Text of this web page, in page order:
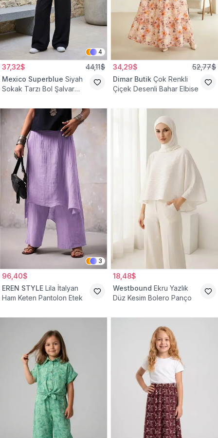
4
37,32$ 44,11$
Mexico Superblue Siyah
Sokak Tarzı Bol Şalvar
34,29$ 52,77$
Dimar Butik Çok Renkli
Çiçek Desenli Bahar Elbise
3
96,40$
EREN STYLE Lila İtalyan
Ham Keten Pantolon Etek
18,48$
Westbound Ekru Yazlık
Düz Kesim Bolero Panço